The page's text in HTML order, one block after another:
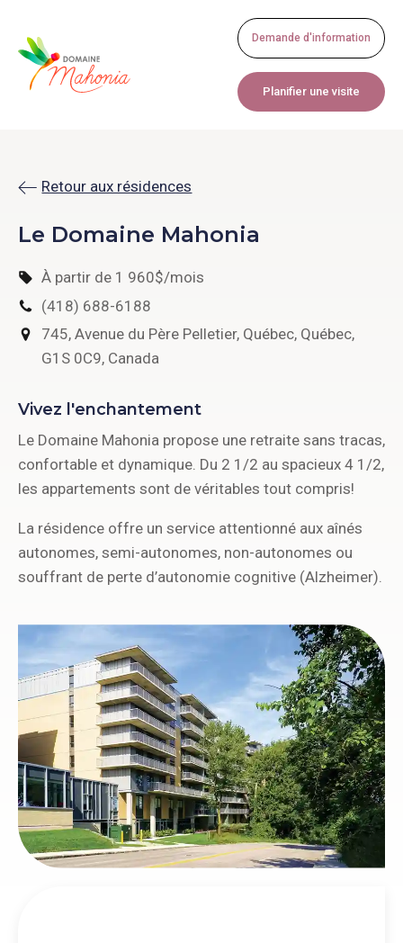
Demande d'information
Planifier une visite
Retour aux résidences
Le Domaine Mahonia
À partir de 1 960$/mois
(418) 688-6188
745, Avenue du Père Pelletier, Québec, Québec,
G1S 0C9, Canada
Vivez l'enchantement
Le Domaine Mahonia propose une retraite sans tracas,
confortable et dynamique. Du 2 1/2 au spacieux 4 1/2,
les appartements sont de véritables tout compris!
La résidence offre un service attentionné aux aînés
autonomes, semi-autonomes, non-autonomes ou
souffrant de perte d’autonomie cognitive (Alzheimer).